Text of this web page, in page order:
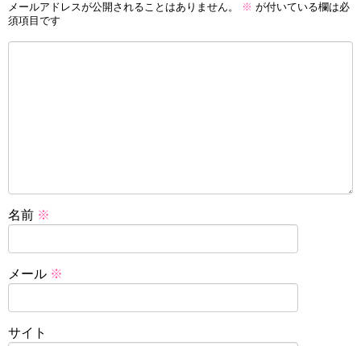
メールアドレスが公開されることはありません。 ※ が付いている欄は必
須項目です
名前 ※
メール ※
サイト